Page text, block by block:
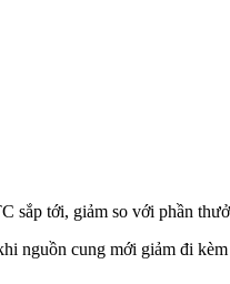
sắp tới, giảm so với phần
nguồn cung mới giảm đi